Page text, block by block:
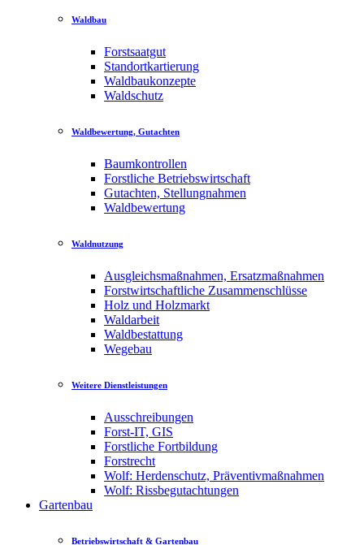
Waldbau
Forstsaatgut
Standortkartierung
Waldbaukonzepte
Waldschutz
Waldbewertung, Gutachten
Baumkontrollen
Forstliche Betriebswirtschaft
Gutachten, Stellungnahmen
Waldbewertung
Waldnutzung
Ausgleichsmaßnahmen, Ersatzmaßnahmen
Forstwirtschaftliche Zusammenschlüsse
Holz und Holzmarkt
Waldarbeit
Waldbestattung
Wegebau
Weitere Dienstleistungen
Ausschreibungen
Forst-IT, GIS
Forstliche Fortbildung
Forstrecht
Wolf: Herdenschutz, Präventivmaßnahmen
Wolf: Rissbegutachtungen
Gartenbau
Betriebswirtschaft & Gartenbau